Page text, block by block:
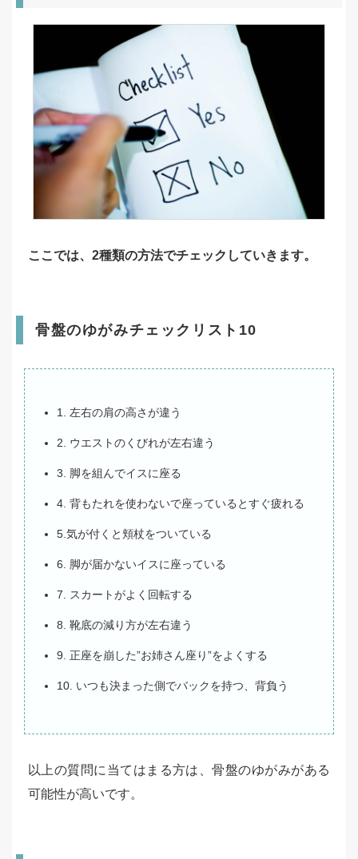
ここでは、2種類の方法でチェックしていきます。
骨盤のゆがみチェックリスト10
1. 左右の肩の高さが違う
2. ウエストのくびれが左右違う
3. 脚を組んでイスに座る
4. 背もたれを使わないで座っているとすぐ疲れる
5.気が付くと頬杖をついている
6. 脚が届かないイスに座っている
7. スカートがよく回転する
8. 靴底の減り方が左右違う
9. 正座を崩した”お姉さん座り”をよくする
10. いつも決まった側でバックを持つ、背負う
以上の質問に当てはまる方は、骨盤のゆがみがある
可能性が高いです。